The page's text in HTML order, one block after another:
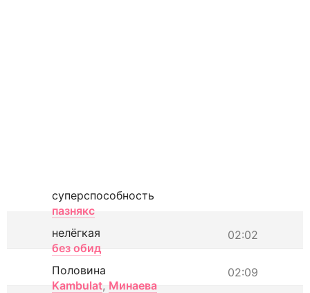
суперспособность
пазнякс
02:02
нелёгкая
без обид
02:09
Половина
Kambulat, Минаева